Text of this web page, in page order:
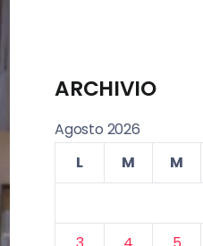
ARCHIVIO
Agosto 2026
L
M M